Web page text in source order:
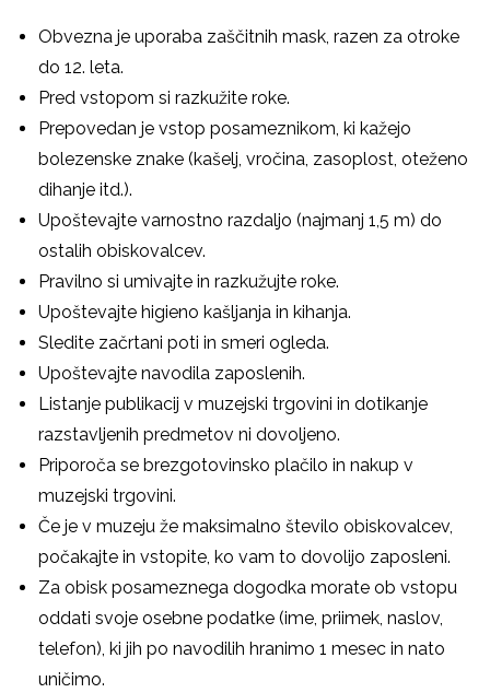
Obvezna je uporaba zaščitnih mask, razen za otroke
do 12. leta.
Pred vstopom si razkužite roke.
Prepovedan je vstop posameznikom, ki kažejo
bolezenske znake (kašelj, vročina, zasoplost, oteženo
dihanje itd.).
Upoštevajte varnostno razdaljo (najmanj 1,5 m) do
ostalih obiskovalcev.
Pravilno si umivajte in razkužujte roke.
Upoštevajte higieno kašljanja in kihanja.
Sledite začrtani poti in smeri ogleda.
Upoštevajte navodila zaposlenih.
Listanje publikacij v muzejski trgovini in dotikanje
razstavljenih predmetov ni dovoljeno.
Priporoča se brezgotovinsko plačilo in nakup v
muzejski trgovini.
Če je v muzeju že maksimalno število obiskovalcev,
počakajte in vstopite, ko vam to dovolijo zaposleni.
Za obisk posameznega dogodka morate ob vstopu
oddati svoje osebne podatke (ime, priimek, naslov,
telefon), ki jih po navodilih hranimo 1 mesec in nato
uničimo.